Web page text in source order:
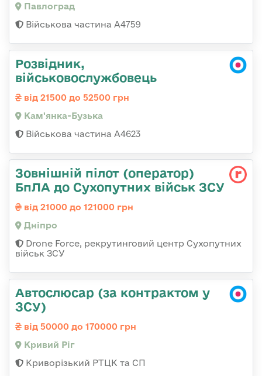
Павлоград
Військова частина А4759
Розвідник,
військовослужбовець
від 21500 до 52500 грн
Кам'янка-Бузька
Військова частина А4623
Зовнішній пілот (оператор)
БпЛА до Сухопутних військ ЗСУ
від 21000 до 121000 грн
Дніпро
Drone Force, рекрутинговий центр Сухопутних
військ ЗСУ
Автослюсар (за контрактом у
ЗСУ)
від 50000 до 170000 грн
Кривий Ріг
Криворізький РТЦК та СП